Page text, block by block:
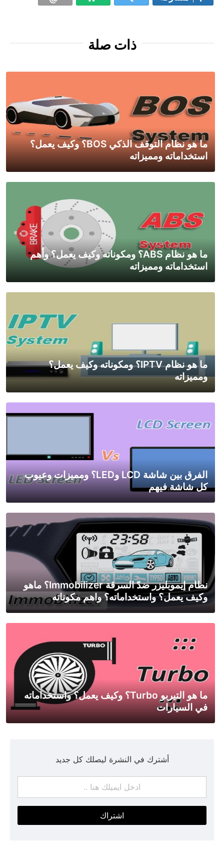
ذات صلة
ما هو نظام التوقف الذكي BOS؟ وكيف يعمل؟
استخداماته ومميزاته
ما هو نظام ABS؟ ومكوناته وكيف يعمل؟ وأهم
استخداماته ومميزاته
ما هو نظام IPTV؟ ومكوناته وكيف يعمل؟
ومميزاته
الفرق بين شاشة LCD وLED؟ ومميزات وعيوب
كل شاشة فيهم
نظام إيموبليزر ضدّ السرقة Immobilizer؟ ماهو
وكيف يعمل؟ واستخداماته؟ واهم مكوناته
ما هو التيربو Turbo؟ وكيف يعمل؟ واستخداماته
في السيارات
أشترك في النشرة ليصلك كل جديد
اشتراك